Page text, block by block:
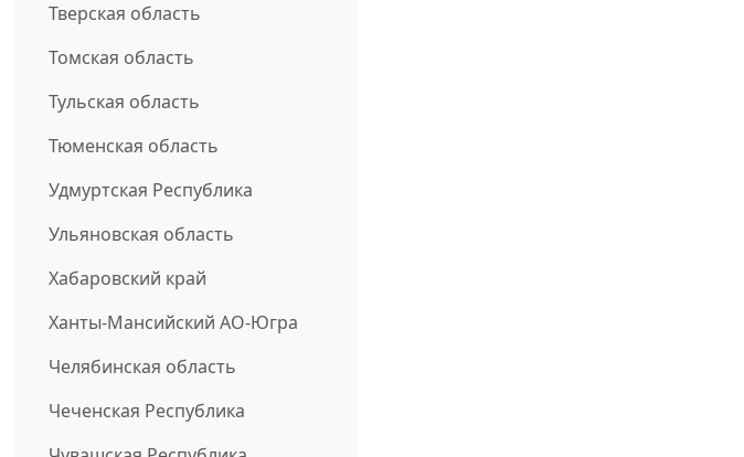
Тверская область
Томская область
Тульская область
Тюменская область
Удмуртская Республика
Ульяновская область
Хабаровский край
Ханты-Мансийский АО-Югра
Челябинская область
Чеченская Республика